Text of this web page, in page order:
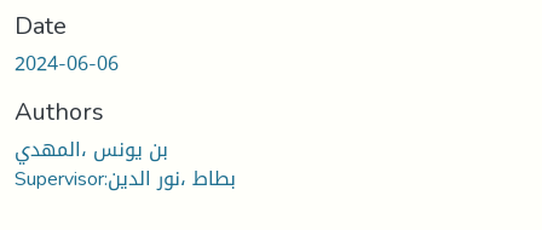
Date
2024-06-06
Authors
بن يونس ،المهدي
Supervisor:بطاط ،نور الدين